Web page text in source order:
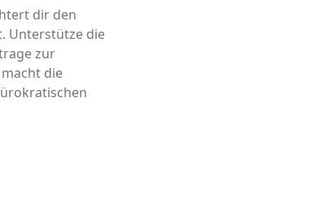
dir den
Unterstütze die
zur
die